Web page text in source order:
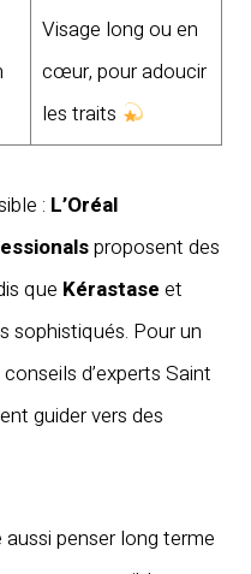
Visage long ou en
cœur, pour adoucir
les traits
: L’Oréal
proposent des
que Kérastase et
sophistiqués. Pour un
d’experts Saint
guider vers des
penser long terme